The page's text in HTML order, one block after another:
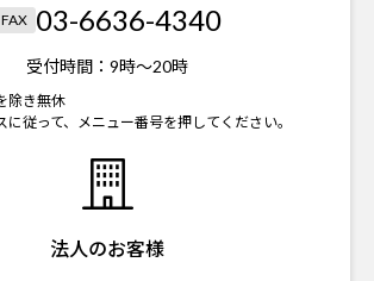
FAX 03-6636-4340
受付時間： 9時～20時
除き無休
従って、メニュー番号を押してください。
法人のお客様